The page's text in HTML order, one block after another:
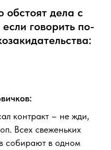
обстоят дела с
говорить по-
контракт – не жди,
Всех свеженьких
собирают в одном